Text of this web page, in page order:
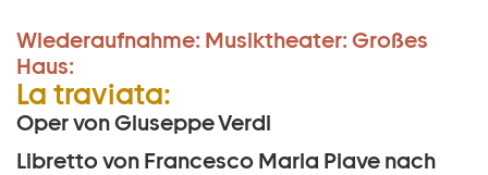
Wiederaufnahme: Musiktheater: Großes
Haus:
La traviata:
Oper von Giuseppe Verdi
Libretto von Francesco Maria Piave nach